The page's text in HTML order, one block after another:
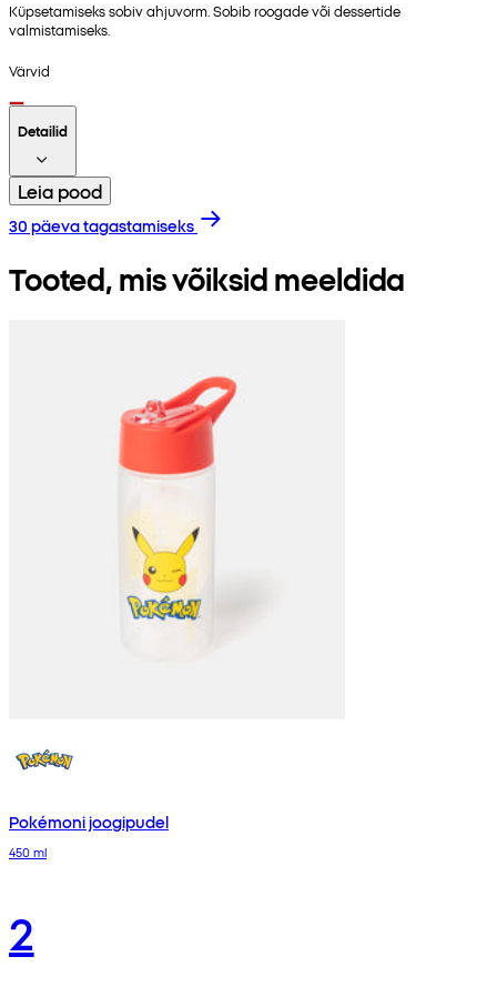
Küpsetamiseks sobiv ahjuvorm. Sobib roogade või dessertide
valmistamiseks.
Värvid
Detailid
Leia pood
30 päeva tagastamiseks
Tooted, mis võiksid meeldida
Pokémoni joogipudel
450 ml
2